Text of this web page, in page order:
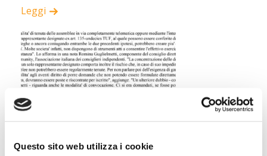
Questo sito web utilizza i cookie
Leggi
Consigli di